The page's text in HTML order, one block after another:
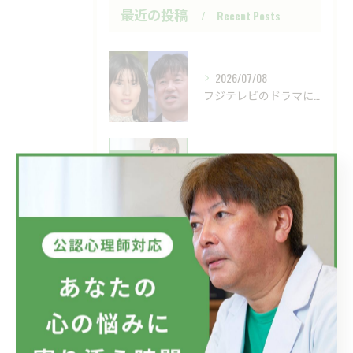
最近の投稿 Recent Posts
2026/07/08
2026/07/01
新しい視点の大切さ。
2026/06/24
目の前の現実、見直してみませんか？